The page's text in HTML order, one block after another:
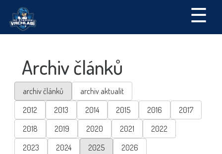
☰
Archiv článků
archiv článků
archiv aktualit
2012
2013 2014 2015 2016
2017
2018
2019 2020 2021
2022
2023
2024 2025
2026